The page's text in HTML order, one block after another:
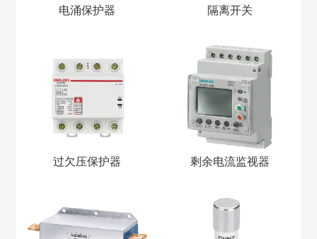
电涌保护器 隔离开关
过欠压保护器 剩余电流监视器